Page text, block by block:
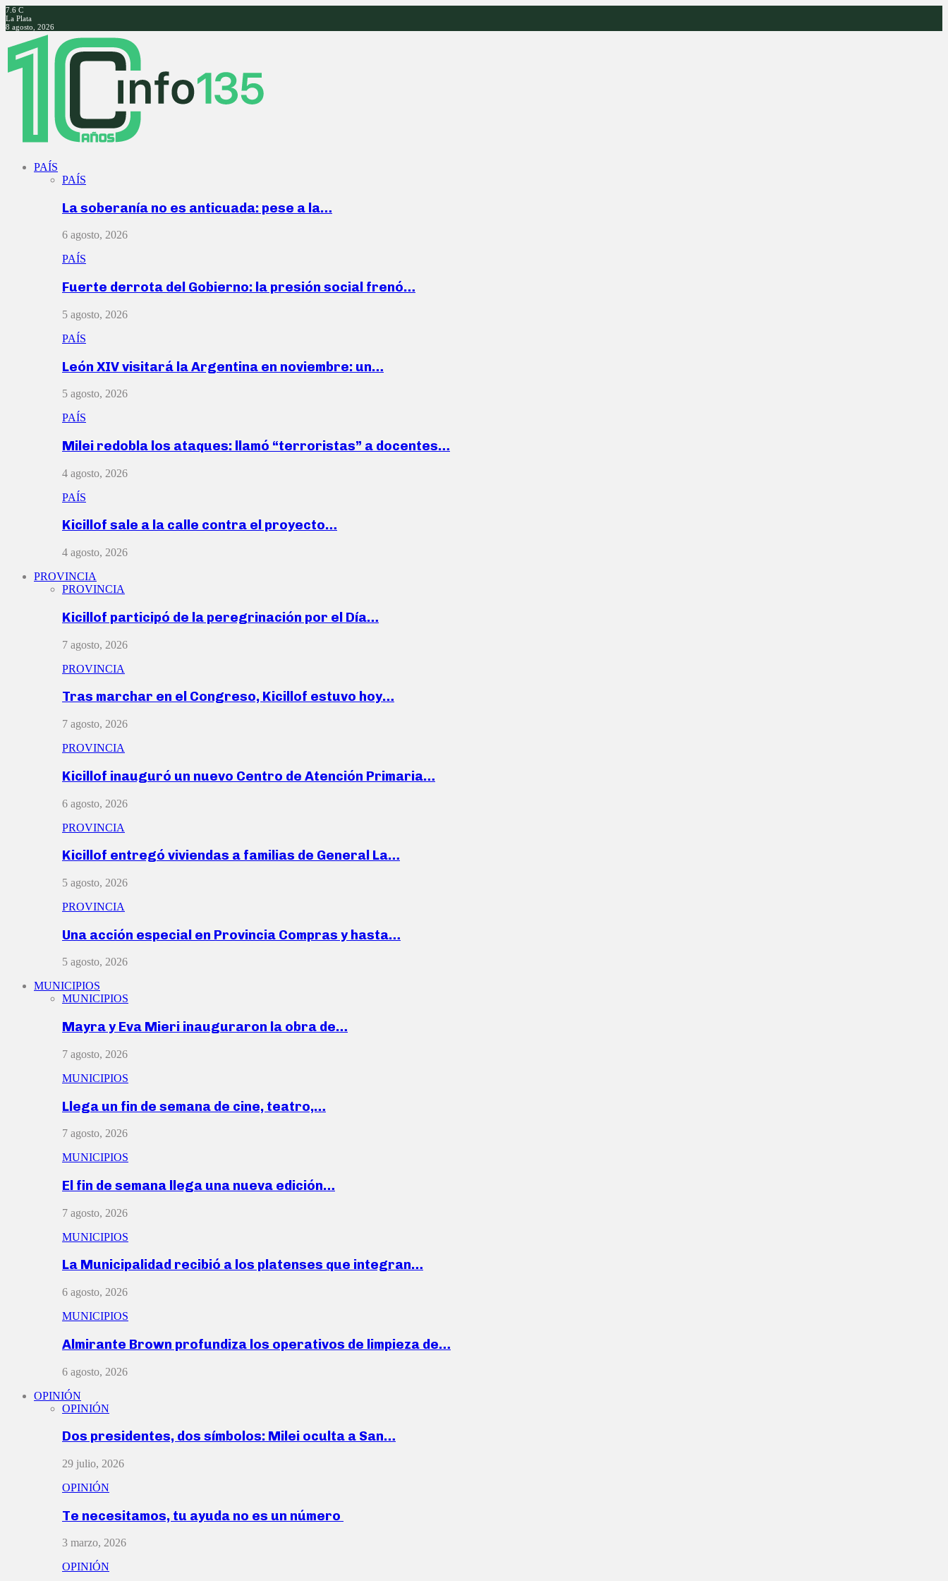
7.6 C
La Plata
8 agosto, 2026
Facebook
Twitter
Instagram
Youtube
PAÍS
PAÍS
La soberanía no es anticuada: pese a la…
6 agosto, 2026
PAÍS
Fuerte derrota del Gobierno: la presión social frenó…
5 agosto, 2026
PAÍS
León XIV visitará la Argentina en noviembre: un…
5 agosto, 2026
PAÍS
Milei redobla los ataques: llamó “terroristas” a docentes…
4 agosto, 2026
PAÍS
Kicillof sale a la calle contra el proyecto…
4 agosto, 2026
PROVINCIA
PROVINCIA
Kicillof participó de la peregrinación por el Día…
7 agosto, 2026
PROVINCIA
Tras marchar en el Congreso, Kicillof estuvo hoy…
7 agosto, 2026
PROVINCIA
Kicillof inauguró un nuevo Centro de Atención Primaria…
6 agosto, 2026
PROVINCIA
Kicillof entregó viviendas a familias de General La…
5 agosto, 2026
PROVINCIA
Una acción especial en Provincia Compras y hasta…
5 agosto, 2026
MUNICIPIOS
MUNICIPIOS
Mayra y Eva Mieri inauguraron la obra de…
7 agosto, 2026
MUNICIPIOS
Llega un fin de semana de cine, teatro,…
7 agosto, 2026
MUNICIPIOS
El fin de semana llega una nueva edición…
7 agosto, 2026
MUNICIPIOS
La Municipalidad recibió a los platenses que integran…
6 agosto, 2026
MUNICIPIOS
Almirante Brown profundiza los operativos de limpieza de…
6 agosto, 2026
OPINIÓN
OPINIÓN
Dos presidentes, dos símbolos: Milei oculta a San…
29 julio, 2026
OPINIÓN
Te necesitamos, tu ayuda no es un número
3 marzo, 2026
OPINIÓN